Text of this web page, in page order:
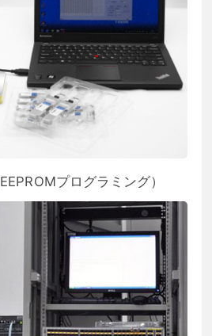
プログラミング）